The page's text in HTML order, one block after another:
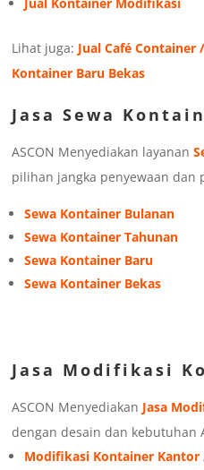
Lihat juga: Jual Café
Kontainer Baru Bekas
Jasa Sewa
ASCON Menyediakan layanan
pilihan jangka penyewaan dan
Sewa Kontainer Bulanan
Sewa Kontainer Tahunan
Sewa Kontainer Baru
Sewa Kontainer Bekas
Jasa Modifikasi
ASCON Menyediakan Jasa
dengan desain dan kebutuhan
Modifikasi Kontainer Kantor